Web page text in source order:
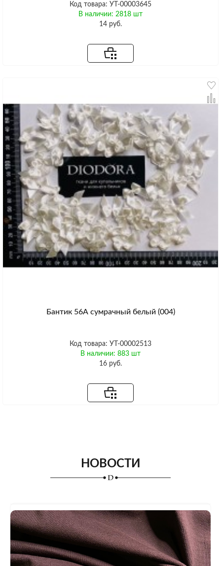
Код товара: УТ-00003645
В наличии: 2818 шт
14 руб.
Бантик 56А сумрачный белый (004)
Код товара: УТ-00002513
В наличии: 883 шт
16 руб.
НОВОСТИ